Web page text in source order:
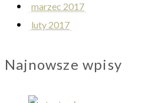
marzec 2017
luty 2017
Najnowsze wpisy